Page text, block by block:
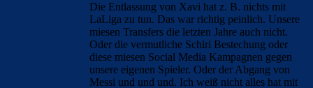
Die Entlassung von Xavi hat z. B. nichts mit
LaLiga zu tun. Das war richtig peinlich. Unsere
miesen Transfers die letzten Jahre auch nicht.
Oder die vermutliche Schiri Bestechung oder
diese miesen Social Media Kampagnen gegen
unsere eigenen Spieler. Oder der Abgang von
Messi und und und. Ich weiß nicht alles hat mit